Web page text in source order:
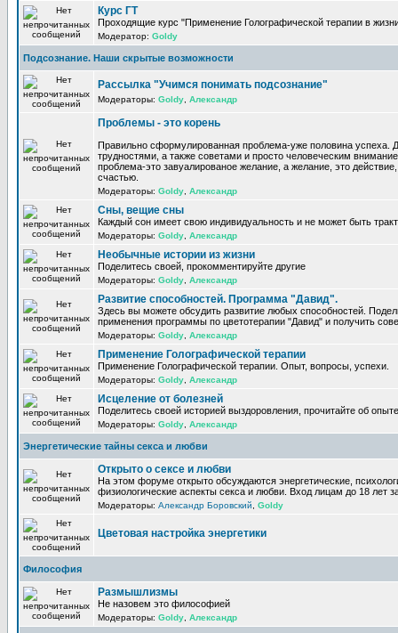
Курс ГТ
Проходящие курс "Применение Голографической терапии в
Модератор: Goldy
Подсознание. Наши скрытые возможности
Рассылка "Учимся понимать подсознание"
Модераторы: Goldy Александр
Проблемы - это корень
Правильно сформулированная проблема-уже половина успеха.
трудностями, а также советами и просто человеческим
проблема-это завуалированое желание, а желание, это
счастью.
Модераторы: Goldy Александр
Сны, вещие сны
Каждый сон имеет свою индивидуальность и не может быть
Модераторы: Goldy Александр
Необычные истории из жизни
Поделитесь своей, прокомментируйте другие
Модераторы: Goldy Александр
Развитие способностей. Программа "Давид".
Здесь вы можете обсудить развитие любых способностей.
применения программы по цветотерапии "Давид" и получить
Модераторы: Goldy Александр
Применение Голографической терапии
Применение Голографической терапии. Опыт, вопросы, успехи.
Модераторы: Goldy Александр
Исцеление от болезней
Поделитесь своей историей выздоровления, прочитайте об
Модераторы: Goldy Александр
Энергетические тайны секса и любви
Открыто о сексе и любви
На этом форуме открыто обсуждаются энергетические,
физиологические аспекты секса и любви. Вход лицам до 18 лет
Модераторы: Александр Боровский Goldy
Цветовая настройка энергетики
Философия
Размышлизмы
Не назовем это философией
Модераторы: Goldy Александр